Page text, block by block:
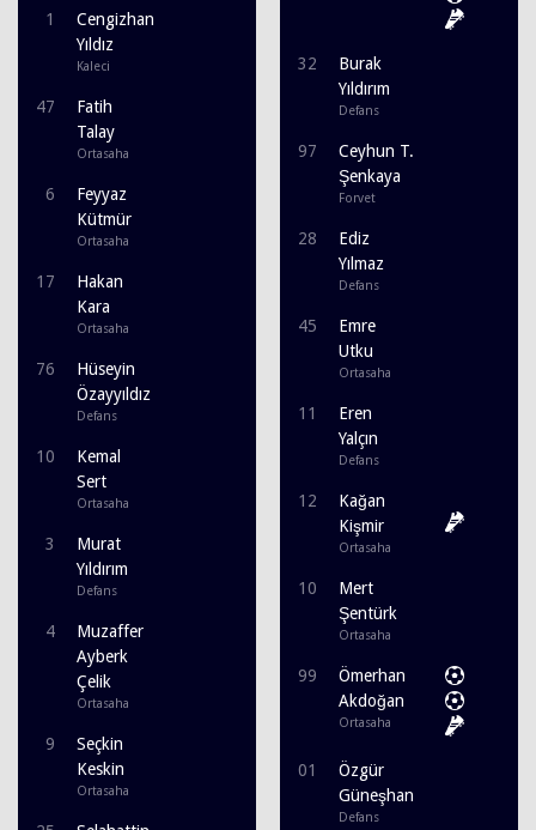
1
Cengizhan
Yıldız
Kaleci
47
Fatih
Talay
Ortasaha
6
Feyyaz
Kütmür
Ortasaha
17
Hakan
Kara
Ortasaha
76
Hüseyin
Özayyıldız
Defans
10
Kemal
Sert
Ortasaha
3
Murat
Yıldırım
Defans
4
Muzaffer
Ayberk
Çelik
Ortasaha
9
Seçkin
Keskin
Ortasaha
32
Burak
Yıldırım
Defans
97
Ceyhun T.
Şenkaya
Forvet
28
Ediz
Yılmaz
Defans
45
Emre
Utku
Ortasaha
11
Eren
Yalçın
Defans
12
Kağan
Kişmir
Ortasaha
10
Mert
Şentürk
Ortasaha
99
Ömerhan
Akdoğan
Ortasaha
01
Özgür
Güneşhan
Defans